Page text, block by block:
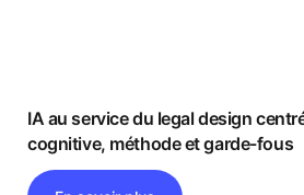
IA au service du legal design
cognitive, méthode et garde-fous